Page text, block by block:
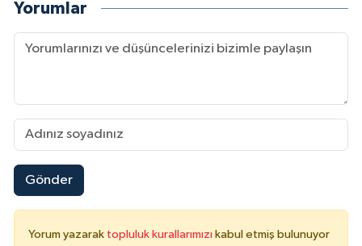
Yorumlar
Gönder
Yorum yazarak topluluk kurallarımızı kabul etmiş bulunuyor
Osmaniye Müftülüğü
Sakarya Müftülüğü
Siirt Müftülüğü
Sinop Müftülüğü